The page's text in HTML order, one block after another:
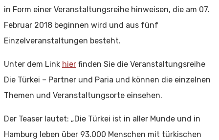
in Form einer Veranstaltungsreihe hinweisen, die am 07.
Februar 2018 beginnen wird und aus fünf
Einzelveranstaltungen besteht.
Unter dem Link hier finden Sie die Veranstaltungsreihe
Die Türkei – Partner und Paria und können die einzelnen
Themen und Veranstaltungsorte einsehen.
Der Teaser lautet: „Die Türkei ist in aller Munde und in
Hamburg leben über 93.000 Menschen mit türkischen